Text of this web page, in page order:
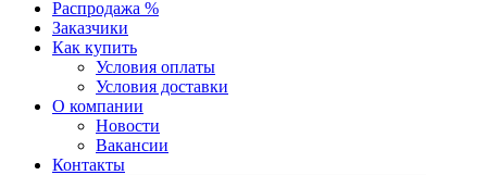
Распродажа %
Заказчики
Как купить
Условия оплаты
Условия доставки
О компании
Новости
Вакансии
Контакты